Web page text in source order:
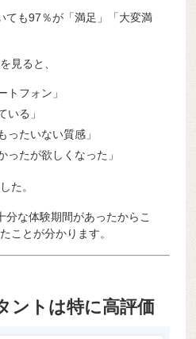
ても97％が「満足」「大変満
見ると、
トフォン」
いる」
ったいない質感」
ったが欲しくなった」
た。
な体験期間があったからこ
ことが分かります。
ントは特に高評価